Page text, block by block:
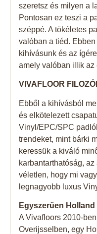
szeretsz és milyen a
Pontosan ez teszi a
széppé. A tökéletes
valóban a tiéd.
kihívásunk és az
amely valóban illik az
VIVAFLOOR
Ebből a kihívásból
és elkötelezett
Vinyl/EPC/SPC
trendeket, mint bárki
keressük a kiváló
karbantarthatóság,
véletlen, hogy mi
legnagyobb luxus
Egyszerűen Holland
A Vivafloors 2010-
Overijsselben, egy